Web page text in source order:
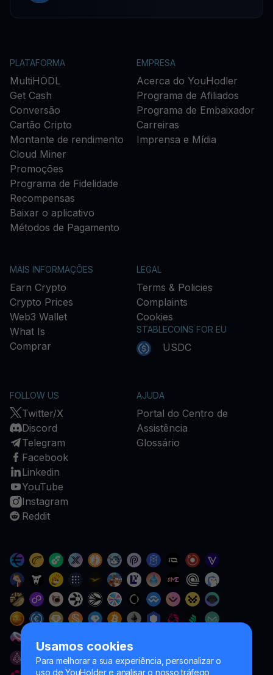
Usamos cookies
Para melhorar a sua experiência, personalizar o
uso de YouHolder e analisar o nosso tráfego,
PLATAFORMA
MultiHODL
Get Cash
Conversão
Cartão Cripto
Montante de rendimento
Cloud Miner
Promoções
Programa de Fidelidade
Recompensas
Baixar o aplicativo
Métodos de Pagamento
EMPRESA
Acerca do YouHodler
Programa de Afiliados
Programa de Embaixador
Carreiras
Imprensa e Mídia
MAIS INFORMAÇÕES
Earn Crypto
Crypto Prices
Web3 Wallet
What Is
Comprar
LEGAL
Terms & Policies
Complaints
Cookies
STABLECOINS FOR EU
USDC
FOLLOW US
Twitter/X
Discord
Telegram
Facebook
Linkedin
YouTube
Instagram
Reddit
AJUDA
Portal do Centro de
Assistência
Glossário